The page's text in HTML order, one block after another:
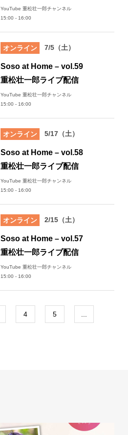
YouTube 重松壮一郎チャンネル
15:00 - 16:00
オンライン 7/5（土）
Soso at Home – vol.59
重松壮一郎ライブ配信
YouTube 重松壮一郎チャンネル
15:00 - 16:00
オンライン 5/17（土）
Soso at Home – vol.58
重松壮一郎ライブ配信
YouTube 重松壮一郎チャンネル
15:00 - 16:00
オンライン 2/15（土）
Soso at Home – vol.57
重松壮一郎ライブ配信
YouTube 重松壮一郎チャンネル
15:00 - 16:00
4 5